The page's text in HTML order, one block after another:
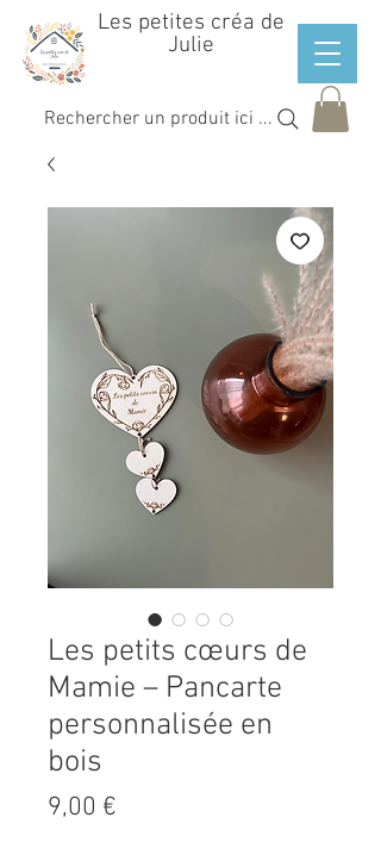
Les petites créa de
Julie
Rechercher un produit ici ...
Les petits cœurs de
Mamie – Pancarte
personnalisée en
bois
9,00 €